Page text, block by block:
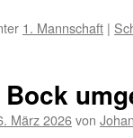
1. Mannschaft |
Bock
März 2026von